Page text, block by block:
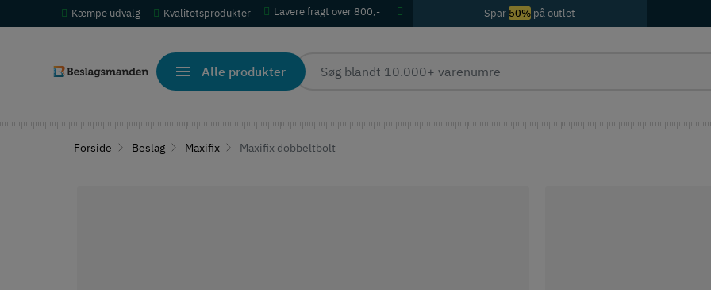
Kæmpe udvalg Kvalitetsprodukter Lavere fragt over 800,- Spar 50% på outlet
Alle produkter
Forside Beslag Maxifix Maxifix dobbeltbolt